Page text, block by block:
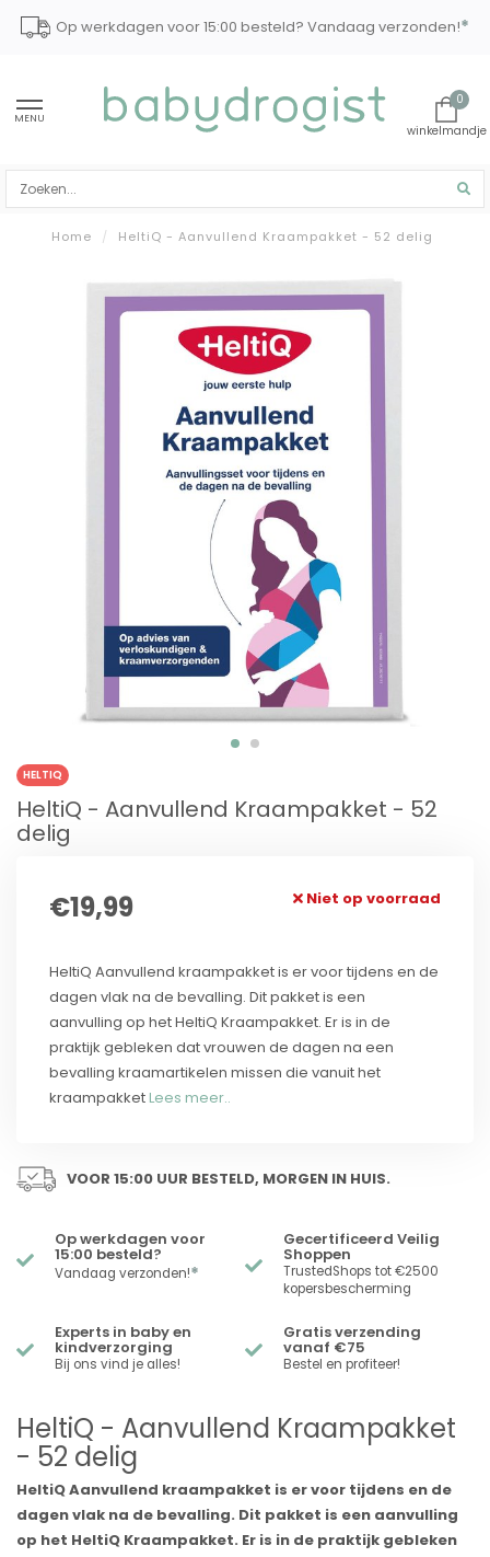
Op werkdagen voor 15:00 besteld? Vandaag verzonden!*
MENU
0
Home / HeltiQ - Aanvullend Kraampakket - 52 delig
HELTIQ
HeltiQ - Aanvullend Kraampakket - 52
delig
€19,99 Niet op voorraad
HeltiQ Aanvullend kraampakket is er voor tijdens en de
dagen vlak na de bevalling. Dit pakket is een
aanvulling op het HeltiQ Kraampakket. Er is in de
praktijk gebleken dat vrouwen de dagen na een
bevalling kraamartikelen missen die vanuit het
kraampakket Lees meer..
VOOR 15:00 UUR BESTELD, MORGEN IN HUIS.
Op werkdagen voor
15:00 besteld?
Vandaag verzonden!*
Gecertificeerd Veilig
Shoppen
TrustedShops tot €2500
kopersbescherming
Experts in baby en
kindverzorging
Bij ons vind je alles!
Gratis verzending
vanaf €75
Bestel en profiteer!
HeltiQ - Aanvullend Kraampakket
- 52 delig
HeltiQ Aanvullend kraampakket is er voor tijdens en de
dagen vlak na de bevalling. Dit pakket is een aanvulling
op het HeltiQ Kraampakket. Er is in de praktijk gebleken